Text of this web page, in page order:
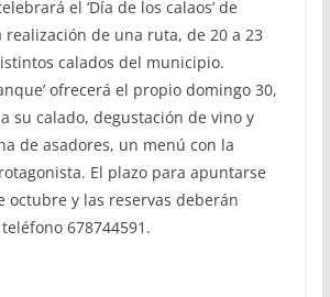
el ‘Día de los calaos’ de
realización de una ruta, de 20 a 23
calados del municipio.
ofrecerá el propio domingo 30,
su calado, degustación de vino y
de asadores, un menú con la
El plazo para apuntarse
octubre y las reservas deberán
678744591.